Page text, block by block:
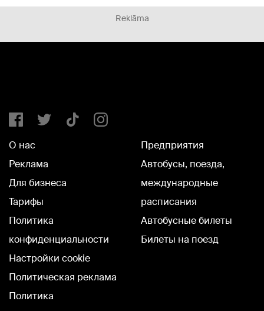
Reklāma
О нас
Реклама
Для бизнеса
Тарифы
Политика
конфиденциальности
Настройки cookie
Политическая реклама
Политика
Предприятия
Автобусы, поезда,
международные
расписания
Автобусные билеты
Билеты на поезд